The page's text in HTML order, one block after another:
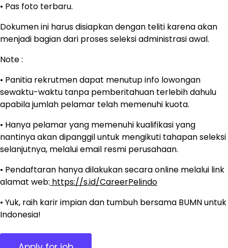
• Pas foto terbaru.
Dokumen ini harus disiapkan dengan teliti karena akan
menjadi bagian dari proses seleksi administrasi awal.
Note :
• Panitia rekrutmen dapat menutup info lowongan
sewaktu-waktu tanpa pemberitahuan terlebih dahulu
apabila jumlah pelamar telah memenuhi kuota.
• Hanya pelamar yang memenuhi kualifikasi yang
nantinya akan dipanggil untuk mengikuti tahapan seleksi
selanjutnya, melalui email resmi perusahaan.
• Pendaftaran hanya dilakukan secara online melalui link
alamat web: https://s.id/CareerPelindo
• Yuk, raih karir impian dan tumbuh bersama BUMN untuk
Indonesia!